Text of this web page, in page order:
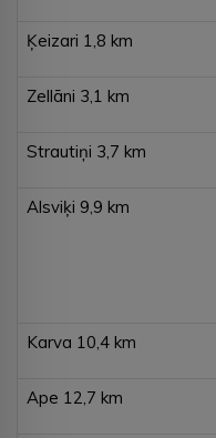
Ķeizari 1,8 km
Zellāni 3,1 km
Strautiņi 3,7 km
Alsviķi 9,9 km
Karva 10,4 km
Ape 12,7 km